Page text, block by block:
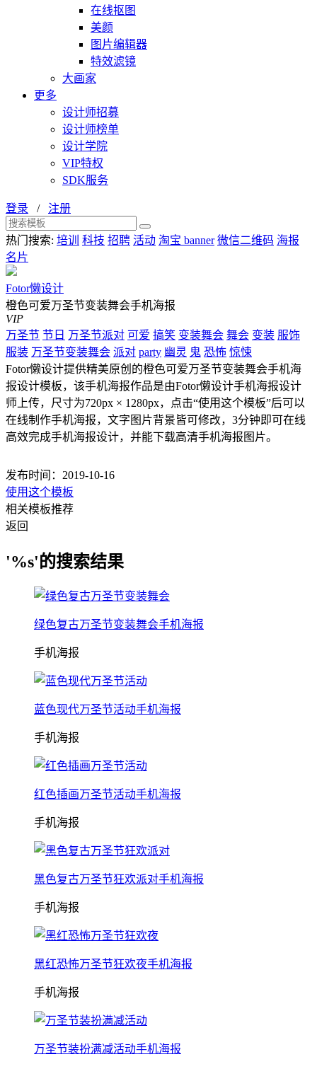
在线抠图
美颜
图片编辑器
特效滤镜
大画家
更多
设计师招募
设计师榜单
设计学院
VIP特权
SDK服务
登录 / 注册
热门搜索: 培训 科技 招聘 活动 淘宝 banner 微信二维码 海报
名片
Fotor懒设计
橙色可爱万圣节变装舞会手机海报
VIP
万圣节 节日 万圣节派对 可爱 搞笑 变装舞会 舞会 变装 服饰
服装 万圣节变装舞会 派对 party 幽灵 鬼 恐怖 惊悚
Fotor懒设计提供精美原创的橙色可爱万圣节变装舞会手机海
报设计模板，该手机海报作品是由Fotor懒设计手机海报设计
师上传，尺寸为720px × 1280px，点击“使用这个模板”后可以
在线制作手机海报，文字图片背景皆可修改，3分钟即可在线
高效完成手机海报设计，并能下载高清手机海报图片。
发布时间：2019-10-16
使用这个模板
相关模板推荐
返回
'%s'的搜索结果
绿色复古万圣节变装舞会手机海报
手机海报
蓝色现代万圣节活动手机海报
手机海报
红色插画万圣节活动手机海报
手机海报
黑色复古万圣节狂欢派对手机海报
手机海报
黑红恐怖万圣节狂欢夜手机海报
手机海报
万圣节装扮满减活动手机海报